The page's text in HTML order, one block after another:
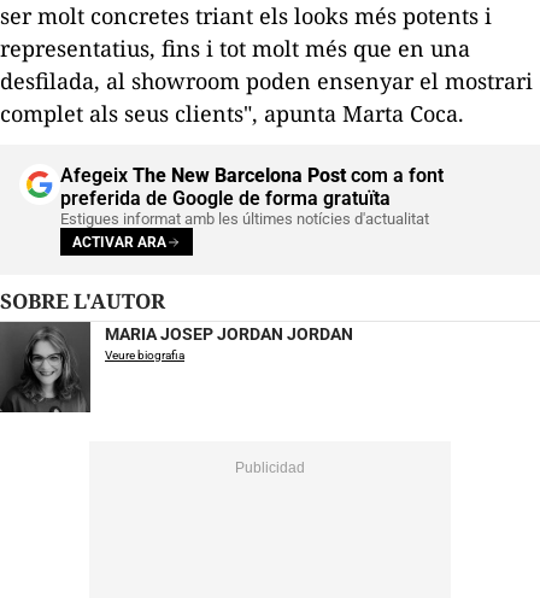
ser molt concretes triant els looks més potents i
representatius, fins i tot molt més que en una
desfilada, al showroom poden ensenyar el mostrari
complet als seus clients", apunta Marta Coca.
Afegeix The New Barcelona Postcom a font
preferida de Google de forma gratuïta
Estigues informat amb les últimes notícies d'actualitat
ACTIVAR ARA
SOBRE L'AUTOR
MARIA JOSEP JORDAN JORDAN
Veure biografia